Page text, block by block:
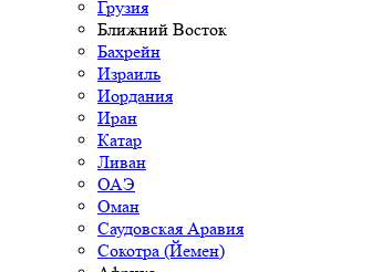
Грузия
Ближний Восток
Бахрейн
Израиль
Иордания
Иран
Катар
Ливан
ОАЭ
Оман
Саудовская Аравия
Сокотра (Йемен)